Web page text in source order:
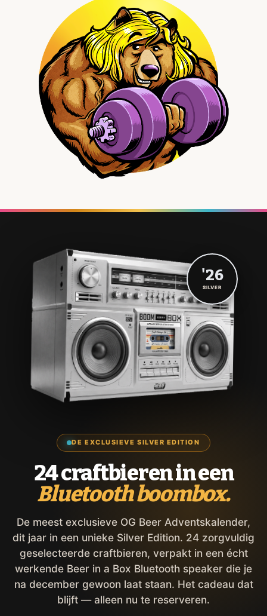
DE EXCLUSIEVE SILVER EDITION
24 craftbieren in een
Bluetooth boombox.
De meest exclusieve OG Beer Adventskalender,
dit jaar in een unieke Silver Edition. 24 zorgvuldig
geselecteerde craftbieren, verpakt in een écht
werkende Beer in a Box Bluetooth speaker die je
na december gewoon laat staan. Het cadeau dat
blijft — alleen nu te reserveren.
'26
SILVER